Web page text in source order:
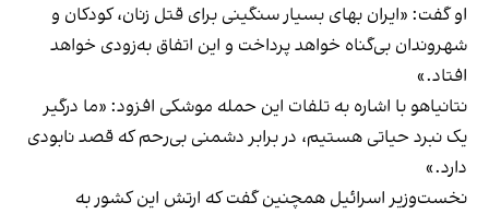
او گفت: «ایران بهای بسیار سنگینی برای قتل زنان، کودکان و
شهروندان بی‌گناه خواهد پرداخت و این اتفاق به‌زودی خواهد
افتاد.»
نتانیاهو با اشاره به تلفات این حمله موشکی افزود: «ما درگیر
یک نبرد حیاتی هستیم، در برابر دشمنی بی‌رحم که قصد نابودی
دارد.»
نخست‌وزیر اسرائیل همچنین گفت که ارتش این کشور به